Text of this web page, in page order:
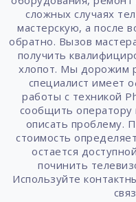
сложных случаях
мастерскую, а после
обратно. Вызов
получить
хлопот. Мы дорожим
специалист имеет
работы с техникой
сообщить оператору
описать проблему.
стоимость
остается
починить
Используйте